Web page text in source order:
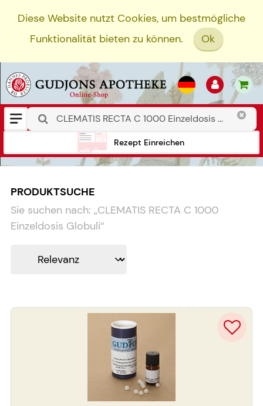
Diese Website nutzt Cookies, um bestmögliche
Funktionalität bieten zu können.
Ok
Rezept Einreichen
PRODUKTSUCHE
Sie suchen nach: „CLEMATIS RECTA C 1000
Einzeldosis Globuli“